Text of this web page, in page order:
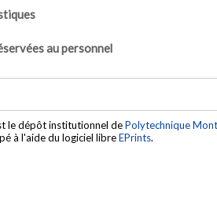
au personnel
le dépôt institutionnel dePolytechnique
à l'aide du logiciel libreEPrints.